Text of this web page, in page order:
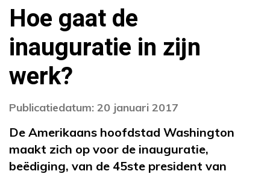
Hoe gaat de
inauguratie in zijn
werk?
Publicatiedatum: 20 januari 2017
De Amerikaans hoofdstad Washington
maakt zich op voor de inauguratie,
beëdiging, van de 45ste president van